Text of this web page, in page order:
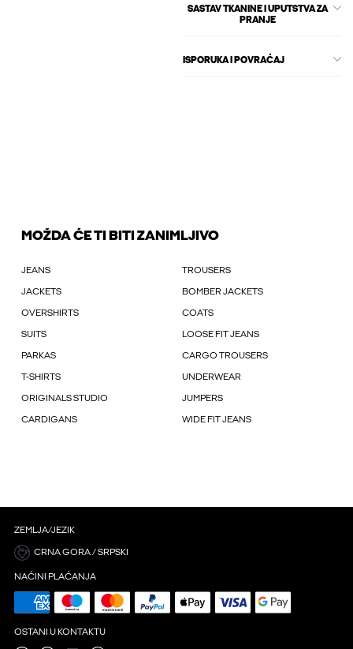
SASTAV TKANINE I UPUTSTVA ZA
PRANJE
ISPORUKA I POVRAĆAJ
MOŽDA ĆE TI BITI ZANIMLJIVO
JEANS TROUSERS
JACKETS BOMBER JACKETS
OVERSHIRTS COATS
SUITS LOOSE FIT JEANS
PARKAS CARGO TROUSERS
T-SHIRTS UNDERWEAR
ORIGINALS STUDIO JUMPERS
CARDIGANS WIDE FIT JEANS
ZEMLJA/JEZIK
CRNA GORA / SRPSKI
NAČINI PLAĆANJA
OSTANI U KONTAKTU